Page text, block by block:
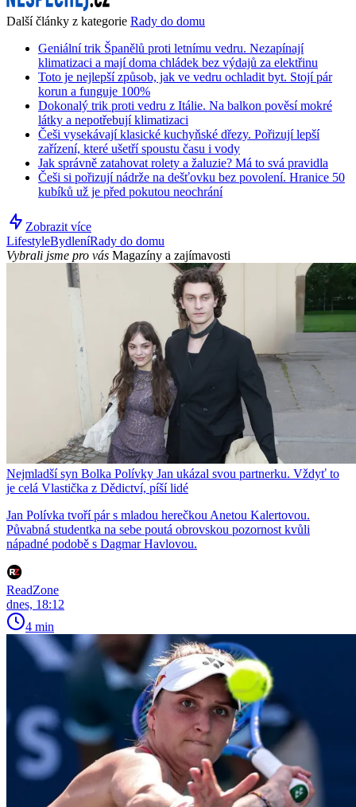
Další články z kategorie Rady do domu
Geniální trik Španělů proti letnímu vedru. Nezapínají
klimatizaci a mají doma chládek bez výdajů za elektřinu
Toto je nejlepší způsob, jak ve vedru ochladit byt. Stojí pár
korun a funguje 100%
Dokonalý trik proti vedru z Itálie. Na balkon pověsí mokré
látky a nepotřebují klimatizaci
Češi vysekávají klasické kuchyňské dřezy. Pořizují lepší
zařízení, které ušetří spoustu času i vody
Jak správně zatahovat rolety a žaluzie? Má to svá pravidla
Češi si pořizují nádrže na dešťovku bez povolení. Hranice 50
kubíků už je před pokutou neochrání
Zobrazit více
LifestyleBydleníRady do domu
Vybrali jsme pro vás Magazíny a zajímavosti
Nejmladší syn Bolka Polívky Jan ukázal svou partnerku. Vždyť to
je celá Vlastička z Dědictví, píší lidé
Jan Polívka tvoří pár s mladou herečkou Anetou Kalertovou.
Půvabná studentka na sebe poutá obrovskou pozornost kvůli
nápadné podobě s Dagmar Havlovou.
ReadZone
dnes, 18:12
4 min